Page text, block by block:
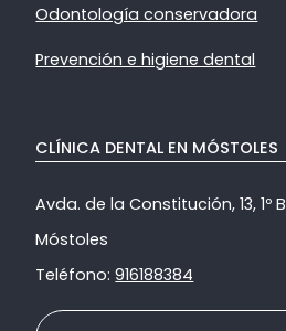
Odontología conservadora
Prevención e higiene dental
CLÍNICA DENTAL EN MÓSTOLES
Avda. de la Constitución, 13, 1º B
Móstoles
Teléfono:916188384